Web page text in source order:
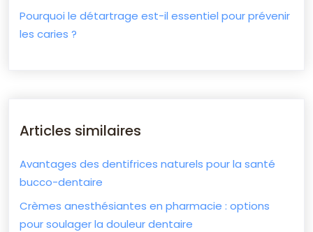
Pourquoi le détartrage est-il essentiel pour prévenir
les caries ?
Articles similaires
Avantages des dentifrices naturels pour la santé
bucco-dentaire
Crèmes anesthésiantes en pharmacie : options
pour soulager la douleur dentaire